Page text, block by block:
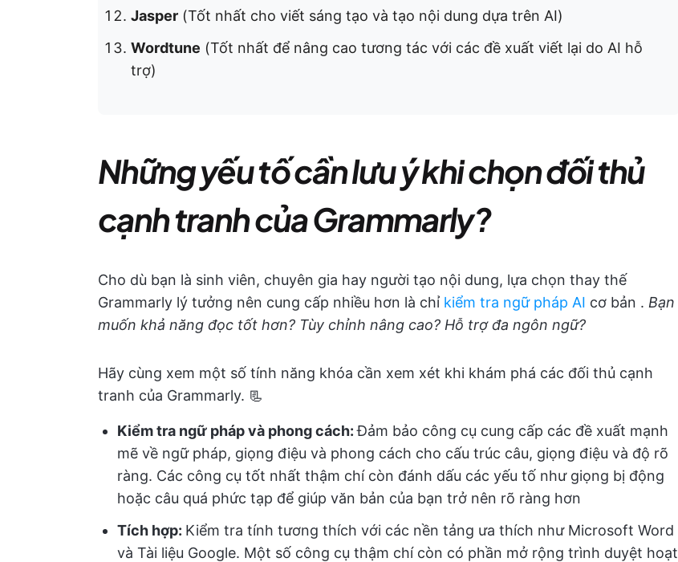
Jasper (Tốt nhất cho viết sáng tạo và tạo nội dung dựa trên AI)
Wordtune (Tốt nhất để nâng cao tương tác với các đề xuất viết lại do AI hỗ
trợ)
Những yếu tố cần lưu ý khi chọn đối thủ
cạnh tranh của Grammarly?
Cho dù bạn là sinh viên, chuyên gia hay người tạo nội dung, lựa chọn thay thế
Grammarly lý tưởng nên cung cấp nhiều hơn là chỉ kiểm tra ngữ pháp AI cơ bản . Bạn
muốn khả năng đọc tốt hơn? Tùy chỉnh nâng cao? Hỗ trợ đa ngôn ngữ?
Hãy cùng xem một số tính năng khóa cần xem xét khi khám phá các đối thủ cạnh
tranh của Grammarly. 📃
Kiểm tra ngữ pháp và phong cách:Đảm bảo công cụ cung cấp các đề xuất mạnh
mẽ về ngữ pháp, giọng điệu và phong cách cho cấu trúc câu, giọng điệu và độ rõ
ràng. Các công cụ tốt nhất thậm chí còn đánh dấu các yếu tố như giọng bị động
hoặc câu quá phức tạp để giúp văn bản của bạn trở nên rõ ràng hơn
Tích hợp: Kiểm tra tính tương thích với các nền tảng ưa thích như Microsoft Word
và Tài liệu Google. Một số công cụ thậm chí còn có phần mở rộng trình duyệt hoạt